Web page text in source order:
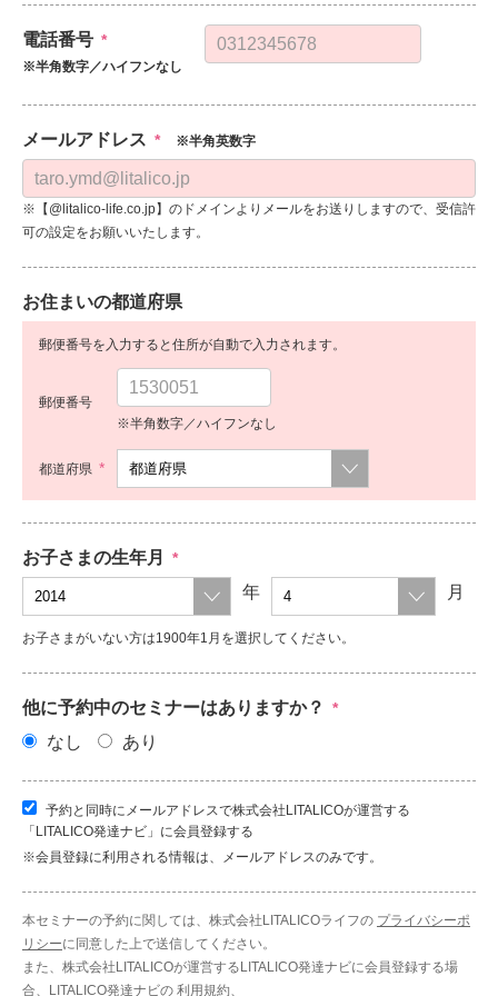
電話番号 *
※半角数字／ハイフンなし
メールアドレス * ※半角英数字
※【@litalico-life.co.jp】のドメインよりメールをお送りしますので、受信許
可の設定をお願いいたします。
お住まいの都道府県
郵便番号を入力すると住所が自動で入力されます。
郵便番号
※半角数字／ハイフンなし
都道府県 *
お子さまの生年月 *
年 月
お子さまがいない方は1900年1月を選択してください。
他に予約中のセミナーはありますか？ *
なし あり
予約と同時にメールアドレスで株式会社LITALICOが運営する
「LITALICO発達ナビ」に会員登録する
※会員登録に利用される情報は、メールアドレスのみです。
本セミナーの予約に関しては、株式会社LITALICOライフの プライバシーポ
リシーに同意した上で送信してください。
また、株式会社LITALICOが運営するLITALICO発達ナビに会員登録する場
合、LITALICO発達ナビの 利用規約、